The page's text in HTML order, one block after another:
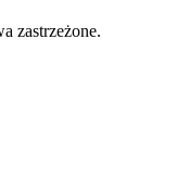
zastrzeżone.